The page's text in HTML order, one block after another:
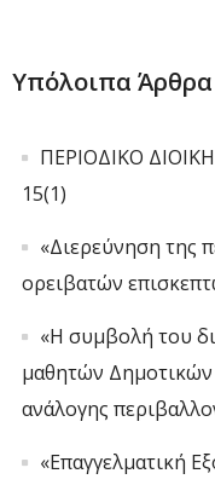
Υπόλοιπα
ΠΕΡΙΟΔΙΚΟ
15(1)
«Διερεύνηση της
ορειβατών
«Η συμβολή του
μαθητών
ανάλογης
«Επαγγελματική